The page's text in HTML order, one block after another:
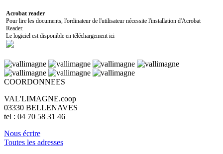
Acrobat reader
Pour lire les documents, l'ordinateur de l'utilisateur nécessite l'installation d'Acrobat
Reader.
Le logiciel est disponible en téléchargement ici
COORDONNEES
VAL'LIMAGNE.coop
03330 BELLENAVES
tel : 04 70 58 31 46
Nous écrire
Toutes les adresses